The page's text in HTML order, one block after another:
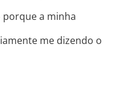
porque a minha
me dizendo o